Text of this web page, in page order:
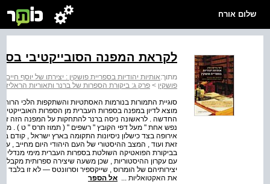
שלום אורח
לקראת המפנה הסובייקטיבי
מתוך:אותיות יהודיות בספריית פושקין : יצירתו של יוסף
פושקין > פרק ג: ביקורת הספרות של ברנר ותאוריות הראליזם
סוגיית התמורות בנורמות האסתטיות והשתקפות הלכי הרוח
מוצא לדיון במפנה בספרות העברית מן הספרות
החדשה . לראשונה ניסה ברנר להתחקות על המפנה הזה
נפש אחת " מעל דפי הקובץ " רשפים " ( תמוז תרס " ט ) .
אירופה בצד כישלון ניסיונות התקומה בארץ ישראל , קודם
זאת ועוד , המצב ההיסטורי של העם היהודי היום מחייב ,
בביקורת הפואטיקה השולטת בספרות העברית מימי מנדלי .
עם עקרון ההיסטוריות , שכן משעה שיצירה ספרותית מקבלת
יצירותיהם של הומרוס , שייקספיר וסרוונטס — לא זו
את האקטואליות ... אל הספר